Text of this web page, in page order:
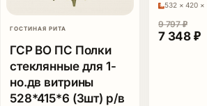
ГОСТИНАЯ РИТА
ГСР ВО ПС Полки
стеклянные для 1-
но.дв витрины
528*415*6 (3шт) р/в
532 × 420 ×
9 797₽
7 348 ₽